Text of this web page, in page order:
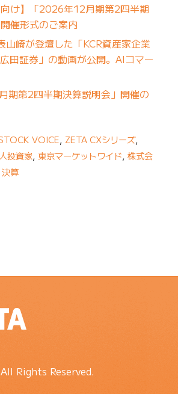
向け】「2026年12月期第2四半期
催形式のご案内
山崎が登壇した「KCR資産家企業
田証券」の動画が公開。AIコマー
期第2四半期決算説明会」開催の
VOICE, ZETA CXシリーズ,
投資家, 東京マーケットワイド, 株式会
決算
Rights Reserved.